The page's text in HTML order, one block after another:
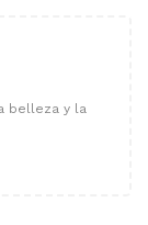
belleza y la